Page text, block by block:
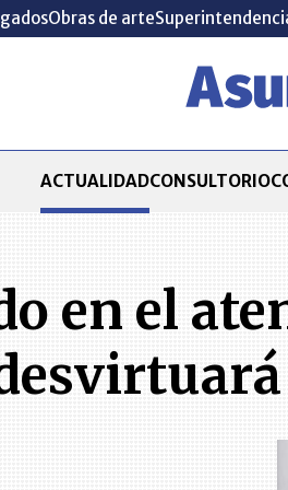
Obras de arte
ACTUALIDADCONSULTORIO
en el